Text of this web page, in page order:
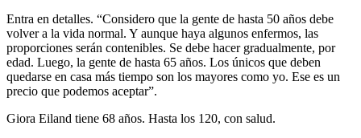
Entra en detalles. “Considero que la gente de hasta 50 años debe
volver a la vida normal. Y aunque haya algunos enfermos, las
proporciones serán contenibles. Se debe hacer gradualmente, por
edad. Luego, la gente de hasta 65 años. Los únicos que deben
quedarse en casa más tiempo son los mayores como yo. Ese es un
precio que podemos aceptar”.
Giora Eiland tiene 68 años. Hasta los 120, con salud.